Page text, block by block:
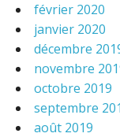
février 2020
janvier 2020
décembre
novembre
octobre 2019
septembre
août 2019